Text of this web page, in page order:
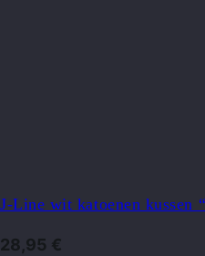
J-Line wit katoenen kussen
28,95 €